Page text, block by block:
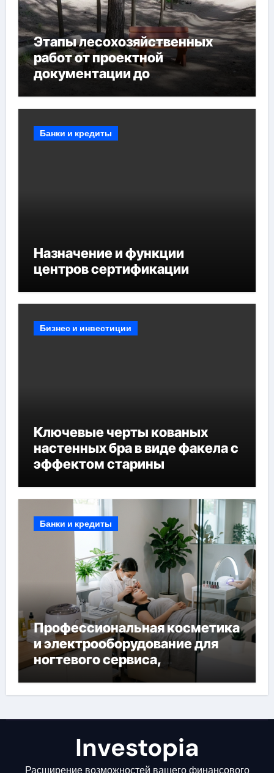
Этапы лесохозяйственных
работ от проектной
документации до
мероприятий и обустройства
Банки и кредиты
Назначение и функции
центров сертификации
Бизнес и инвестиции
Ключевые черты кованых
настенных бра в виде факела с
эффектом старины
Банки и кредиты
Профессиональная косметика
и электрооборудование для
ногтевого сервиса,
наращивания ресниц и
депиляции
Investopia
Расширение возможностей вашего финансового